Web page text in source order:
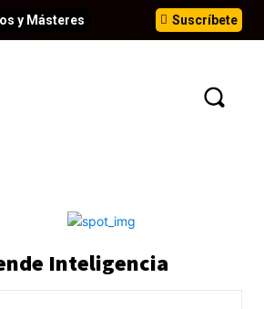
Suscríbete
y Másteres
Inteligencia